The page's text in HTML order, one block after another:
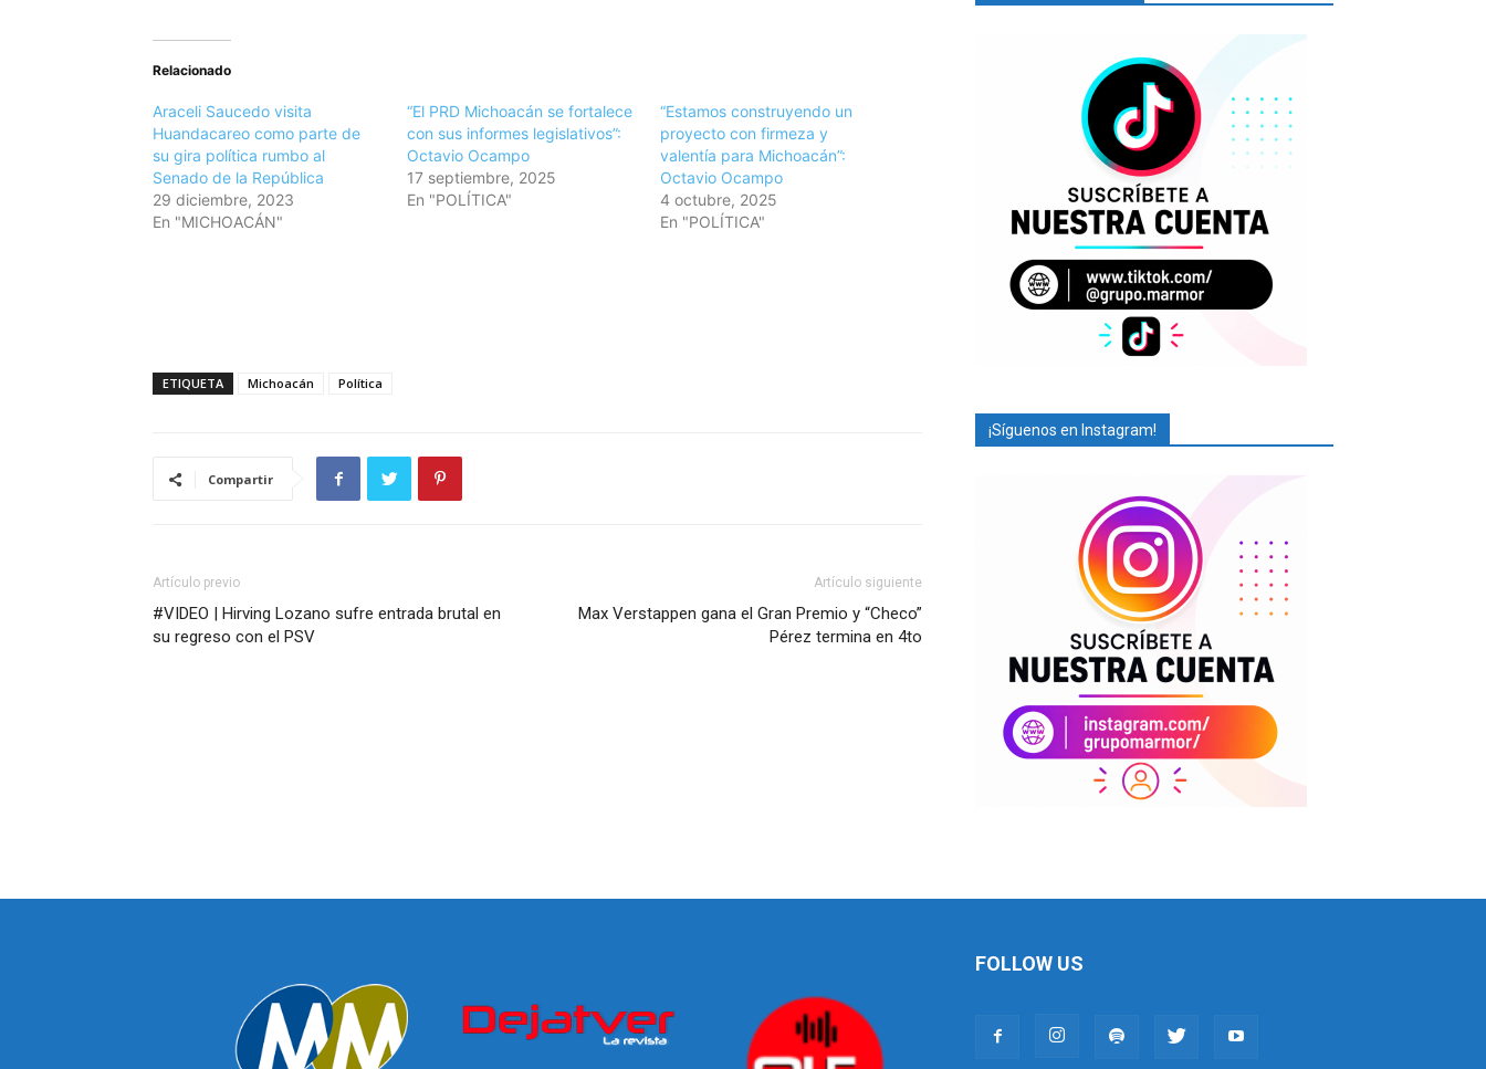
Relacionado
Araceli Saucedo visita
Huandacareo como parte de
su gira política rumbo al
Senado de la República
29 diciembre, 2023
En "MICHOACÁN"
“El PRD Michoacán se fortalece
con sus informes legislativos”:
Octavio Ocampo
17 septiembre, 2025
En "POLÍTICA"
“Estamos construyendo un
proyecto con firmeza y
valentía para Michoacán”:
Octavio Ocampo
4 octubre, 2025
En "POLÍTICA"
ETIQUETA Michoacán Política
Compartir
Artículo previo
#VIDEO | Hirving Lozano sufre entrada brutal en
su regreso con el PSV
Artículo siguiente
Max Verstappen gana el Gran Premio y “Checo”
Pérez termina en 4to
¡Síguenos en Instagram!
FOLLOW US